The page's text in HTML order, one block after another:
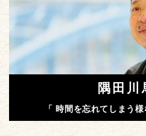
隅田川
「 時間を忘れてしまう